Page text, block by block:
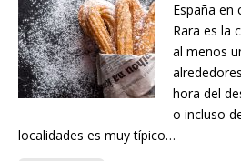
España en
Rara es la
al menos
hora del
o incluso
localidades es muy típico…